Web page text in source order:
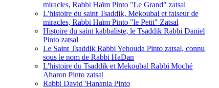
miracles, Rabbi Haïm Pinto "Le Grand" zatsal
L'histoire du saint Tsaddik, Mekoubal et faiseur de
miracles, Rabbi Haïm Pinto "le Petit" Zatsal
Histoire du saint kabbaliste, le Tsaddik Rabbi Daniel
Pinto zatsal
Le Saint Tsaddik Rabbi Yehouda Pinto zatsal, connu
sous le nom de Rabbi HaDan
L'histoire du Tsaddik et Mekoubal Rabbi Moché
Aharon Pinto zatsal
Rabbi David 'Hanania Pinto